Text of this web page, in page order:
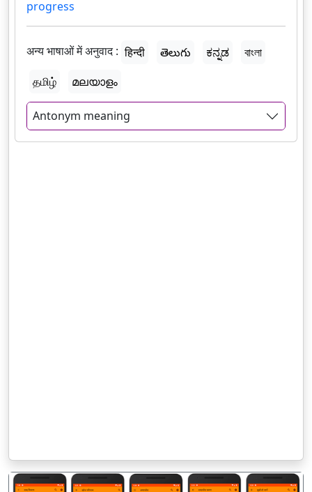
progress
अन्य भाषाओं में अनुवाद : हिन्दी తెలుగు ಕನ್ನಡ
বাংলা
தமிழ்
മലയാളം
Antonym meaning